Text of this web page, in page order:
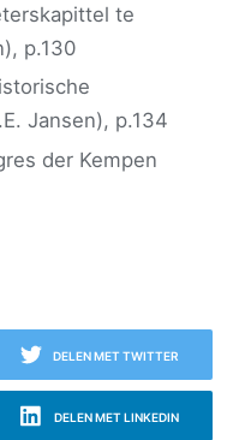
te
p.130
Jansen), p.134
der Kempen
DELEN MET TWITTER
DELEN MET LINKEDIN